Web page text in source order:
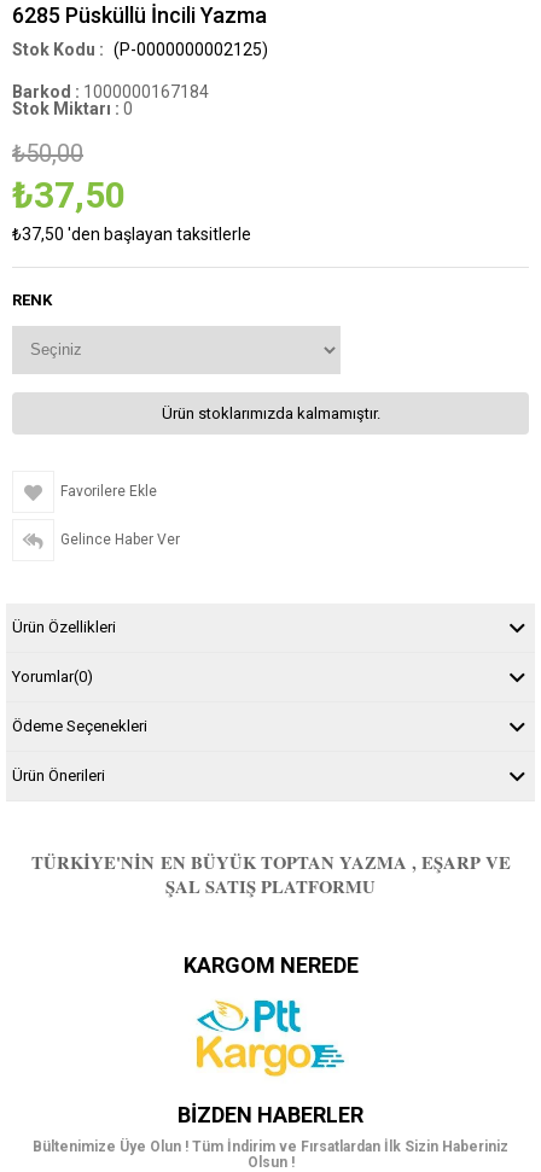
6285 Püsküllü İncili Yazma
(P-0000000002125)
Barkod : 1000000167184
Stok Miktarı : 0
₺50,00
₺37,50
₺37,50 'den başlayan taksitlerle
RENK
Ürün stoklarımızda kalmamıştır.
Favorilere Ekle
Gelince Haber Ver
Ürün Özellikleri
Yorumlar(0)
Ödeme Seçenekleri
Ürün Önerileri
TÜRKIYE'NIN EN BÜYÜK TOPTAN YAZMA , EŞARP VE
ŞAL SATIŞ PLATFORMU
KARGOM NEREDE
BIZDEN HABERLER
Bültenimize Üye Olun ! Tüm İndirim ve Fırsatlardan İlk Sizin Haberiniz
Olsun !